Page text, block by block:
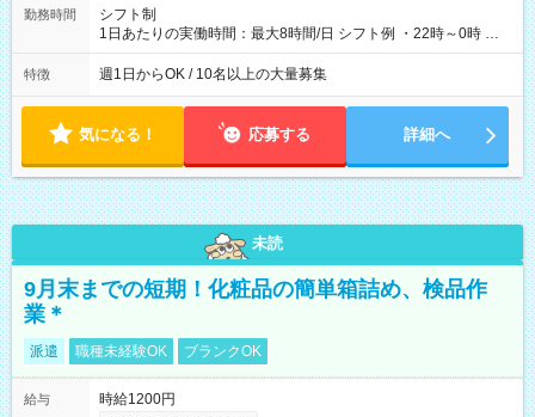
勤務時間
シフト制
1日あたりの実働時間：最大8時間/日 シフト例 ・22時～0時 入
社後、就業可能シフトをご確認の上、申請してください。
特徴 週1日からOK / 10名以上の大量募集
気になる！ 応募する 詳細へ
未読
9月末までの短期！化粧品の簡単箱詰め、検品作
業＊
派遣 職種未経験OK ブランクOK
給与
時給1200円